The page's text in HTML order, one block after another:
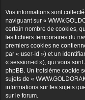
Vos informations sont
naviguant sur «
certain nombre de cookies,
les fichiers temporaires du
premiers cookies ne
par « user-id ») et un
« session-id »), qui vous
phpBB. Un troisième cookie
sujets de «
informations sur les sujets
sur le forum.